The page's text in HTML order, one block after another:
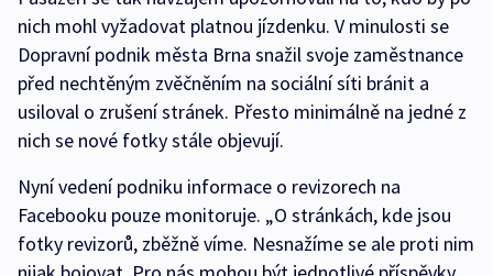
nich mohl vyžadovat platnou jízdenku. V minulosti se
Dopravní podnik města Brna snažil svoje zaměstnance
před nechtěným zvěčněním na sociální síti bránit a
usiloval o zrušení stránek. Přesto minimálně na jedné z
nich se nové fotky stále objevují.
Nyní vedení podniku informace o revizorech na
Facebooku pouze monitoruje. „O stránkách, kde jsou
fotky revizorů, zběžně víme. Nesnažíme se ale proti nim